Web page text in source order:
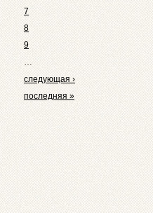
7
8
9
следующая ›
последняя »